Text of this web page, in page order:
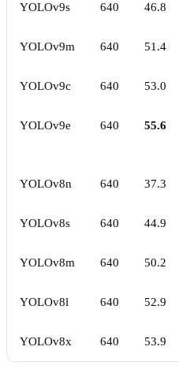
YOLOv9s 640 46.8
YOLOv9m 640 51.4
YOLOv9c 640 53.0
YOLOv9e 640 55.6
YOLOv8n 640 37.3
YOLOv8s 640 44.9
YOLOv8m 640 50.2
YOLOv8l 640 52.9
YOLOv8x 640 53.9